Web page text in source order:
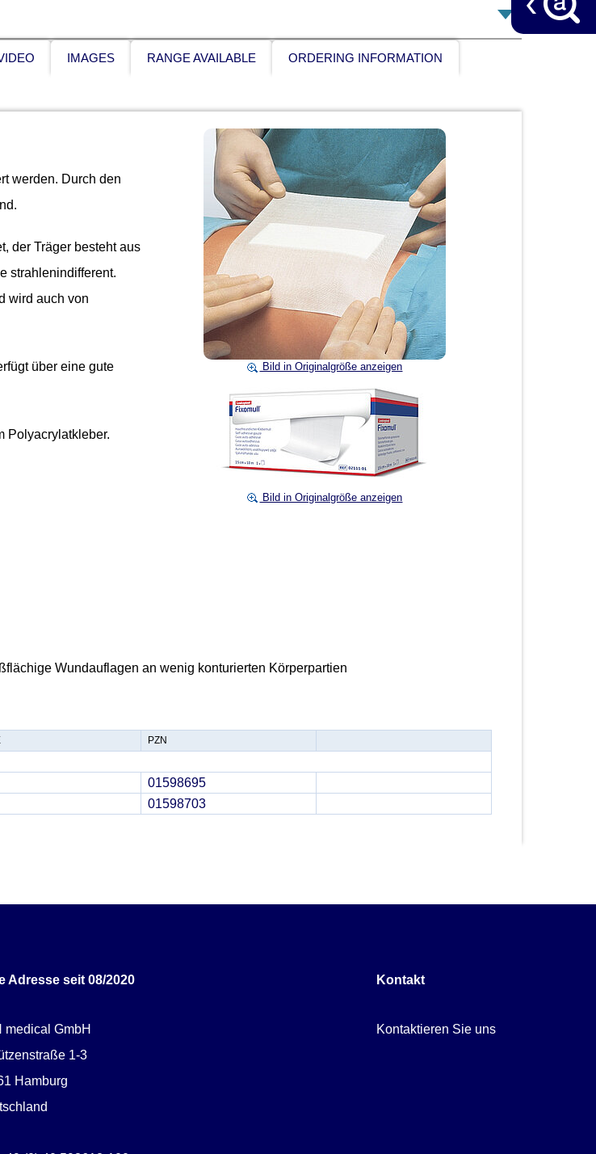
IMAGES RANGE AVAILABLE ORDERING INFORMATION
Bild in Originalgröße anzeigen
Bild in Originalgröße anzeigen
werden. Durch den
der Träger besteht aus
strahlenindifferent.
wird auch von
über eine gute
Polyacrylatkleber.
Wundauflagen an wenig konturierten Körperpartien
PZN
01598695
01598703
Adresse seit 08/2020
medical GmbH
1-3
Hamburg
Kontakt
Kontaktieren Sie uns